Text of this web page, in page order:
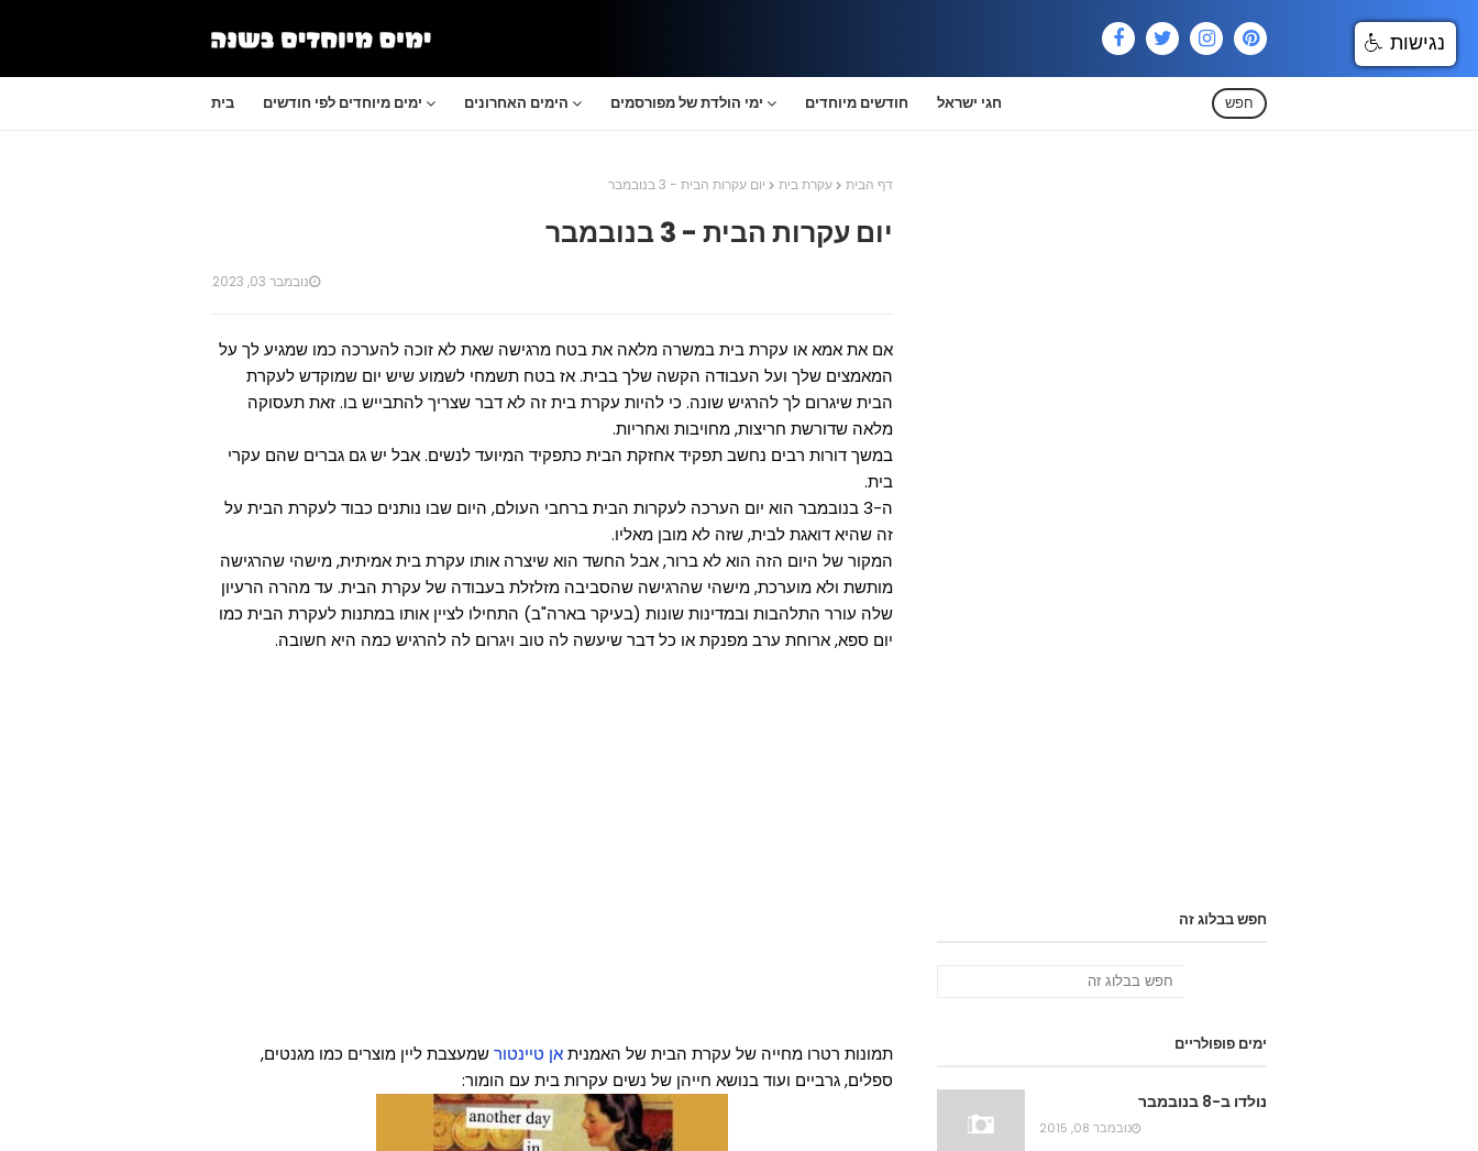
בית ימים מיוחדים לפי חודשים הימים האחרונים ימי הולדת של מפורסמים חודשים מיוחדים חגי ישראל חפש
דף הבית עקרת בית יום עקרות הבית - 3 בנובמבר
יום עקרות הבית - 3 בנובמבר
נובמבר 03, 2023
אם את אמא או עקרת בית במשרה מלאה את בטח מרגישה שאת לא זוכה להערכה כמו שמגיע לך על
המאמצים שלך ועל העבודה הקשה שלך בבית. אז בטח תשמחי לשמוע שיש יום שמוקדש לעקרת
הבית שיגרום לך להרגיש שונה. כי להיות עקרת בית זה לא דבר שצריך להתבייש בו. זאת תעסוקה
מלאה שדורשת חריצות, מחויבות ואחריות.
במשך דורות רבים נחשב תפקיד אחזקת הבית כתפקיד המיועד לנשים. אבל יש גם גברים שהם עקרי
בית.
ה-3 בנובמבר הוא יום הערכה לעקרות הבית ברחבי העולם, היום שבו נותנים כבוד לעקרת הבית על
זה שהיא דואגת לבית, שזה לא מובן מאליו.
המקור של היום הזה הוא לא ברור, אבל החשד הוא שיצרה אותו עקרת בית אמיתית, מישהי שהרגישה
מותשת ולא מוערכת, מישהי שהרגישה שהסביבה מזלזלת בעבודה של עקרת הבית. עד מהרה הרעיון
שלה עורר התלהבות ובמדינות שונות (בעיקר בארה"ב) התחילו לציין אותו במתנות לעקרת הבית כמו
יום ספא, ארוחת ערב מפנקת או כל דבר שיעשה לה טוב ויגרום לה להרגיש כמה היא חשובה.
תמונות רטרו מחייה של עקרת הבית של האמניתאן טיינטורשמעצבת ליין מוצרים כמו מגנטים,
ספלים, גרביים ועוד בנושא חייהן של נשים עקרות בית עם הומור:
חפש בבלוג זה
ימים פופולריים
נולדו ב-8 בנובמבר
נובמבר 08, 2015
נגישות